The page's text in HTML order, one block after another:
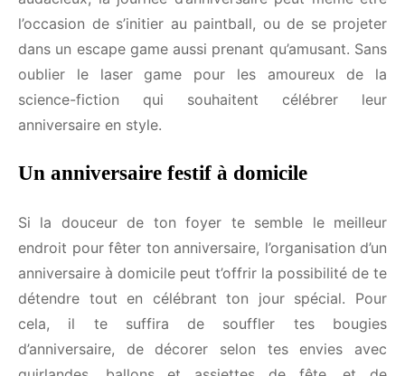
disposition à Genève pour dynamiser ton
anniversaire. Les ados comme les adultes peuvent
s’éclater en défiant leurs amis. Pour les plus
audacieux, la journée d’anniversaire peut même être
l’occasion de s’initier au paintball, ou de se projeter
Sans oublier le laser game pour les amoureux de la
anniversaire en style.
Un anniversaire festif à domicile
Si la douceur de ton foyer te semble le meilleur
endroit pour fêter ton anniversaire, l’organisation
d’un anniversaire à domicile peut t’offrir la